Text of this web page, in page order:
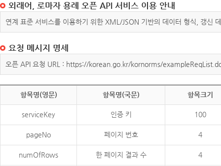
외래어, 로마자 용례 오픈 API 서비스 이용 안내
연계 표준 서비스를 이용하기 위한 XML/JSON 기반의 데이터 형식, 갱신
요청 메시지 명세
오픈 API 요청 URL : https://korean.go.kr/kornorms/
항목명(영문) 항목명(국문) 항목크기
serviceKey 인증 키 100
pageNo 페이지 번호 4
numOfRows 한 페이지 결과 수 4